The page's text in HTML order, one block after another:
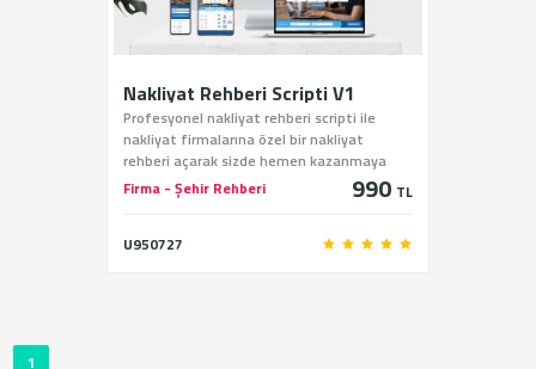
Nakliyat Rehberi Scripti V1
Profesyonel nakliyat rehberi scripti ile
nakliyat firmalarına özel bir nakliyat
rehberi açarak sizde hemen kazanmaya
başlayabilirsiniz.
Firma - Şehir Rehberi 990 TL
U950727
1